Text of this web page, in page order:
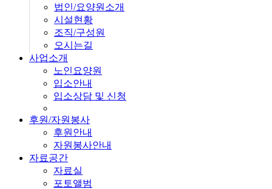
법인/요양원소개
시설현황
조직/구성원
오시는길
사업소개
노인요양원
입소안내
입소상담 및 신청
후원/자원봉사
후원안내
자원봉사안내
자료공간
자료실
포토앨범